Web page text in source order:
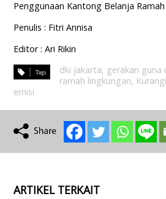
Penggunaan Kantong Belanja
Penulis : Fitri Annisa
Editor : Ari Rikin
dki jakarta, gerakan guna
ramah lingkungan,
emisi
ARTIKEL TERKAIT